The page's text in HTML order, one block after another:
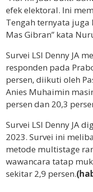
efek elektoral. Ini
Tengah ternyata juga
Mas Gibran” kata
Survei LSI Denny JA
responden pada
persen, diikuti oleh
Anies Muhaimin
persen dan 20,3
Survei LSI Denny JA
2023. Survei ini
metode multistage
wawancara tatap
sekitar 2,9 persen.